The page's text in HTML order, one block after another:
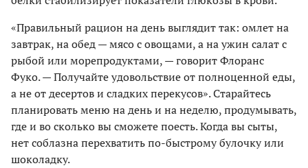
«Правильный рацион на день выглядит так: омлет на
завтрак, на обед — мясо с овощами, а на ужин салат с
рыбой или морепродуктами, — говорит Флоранс
Фуко. — Получайте удовольствие от полноценной еды,
а не от десертов и сладких перекусов». Старайтесь
планировать меню на день и на неделю, продумывать,
где и во сколько вы сможете поесть. Когда вы сыты,
нет соблазна перехватить по-быстрому булочку или
шоколадку.